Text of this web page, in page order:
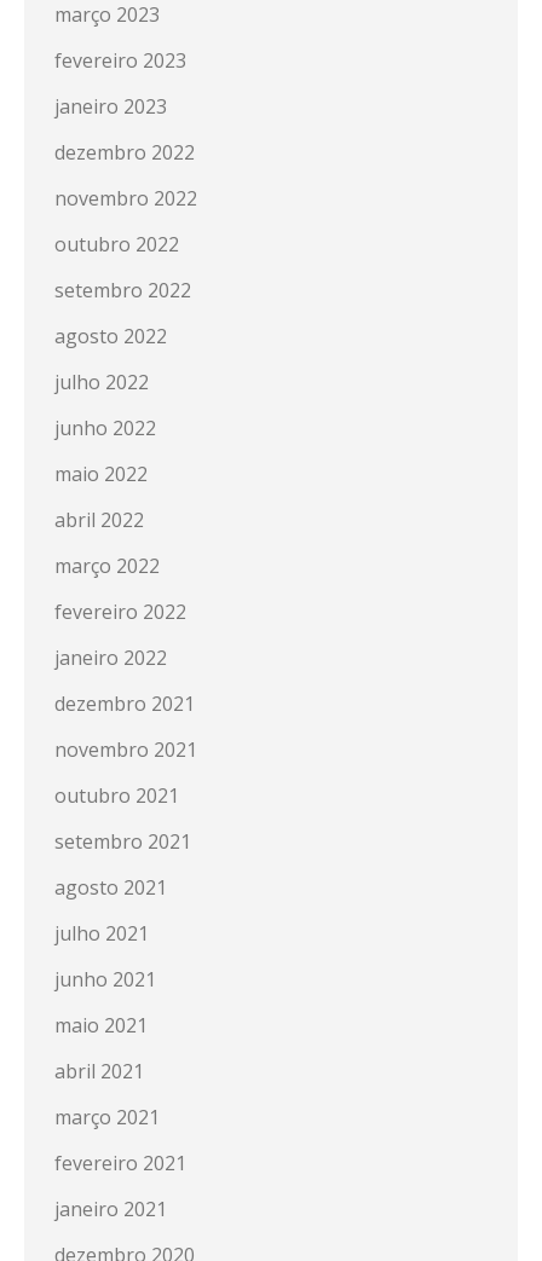
março 2023
fevereiro 2023
janeiro 2023
dezembro 2022
novembro 2022
outubro 2022
setembro 2022
agosto 2022
julho 2022
junho 2022
maio 2022
abril 2022
março 2022
fevereiro 2022
janeiro 2022
dezembro 2021
novembro 2021
outubro 2021
setembro 2021
agosto 2021
julho 2021
junho 2021
maio 2021
abril 2021
março 2021
fevereiro 2021
janeiro 2021
dezembro 2020